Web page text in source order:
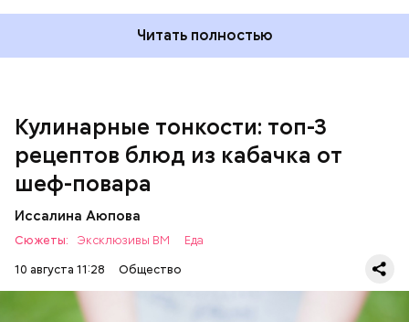
Читать полностью
Кулинарные тонкости: топ-3
рецептов блюд из кабачка от
шеф-повара
Иссалина Аюпова
Сюжеты: Эксклюзивы ВМ
Еда
10 августа 11:28
Общество
Что понадобится:
Баклажан — 1 шт.
Помидор — 2 шт.
Сыр адыгейский —200 гр.